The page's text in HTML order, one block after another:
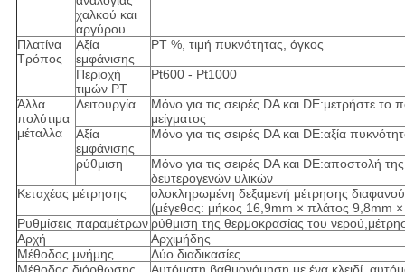
χαλκού και
αργύρου
Πλατίνα
Τρόπος
Αξία
εμφάνισης
PT %, τιμή πυκνότητας, όγκος
Περιοχή
τιμών PT
Pt600 - Pt1000
Άλλα
πολύτιμα
μέταλλα
Λειτουργία
Μόνο για τις σειρές DA και DE:μετρήστε
μείγματος
Αξία
εμφάνισης
Μόνο για τις σειρές DA και DE:αξία
ρύθμιση
Μόνο για τις σειρές DA και DE:αποστολή
δευτερογενών υλικών
Κεταχέας μέτρησης
ολοκληρωμένη δεξαμενή μέτρησης
(μέγεθος: μήκος 16,9mm × πλάτος 9,8mm
Ρυθμίσεις παραμέτρων ρύθμιση της θερμοκρασίας του
Αρχή
Αρχιμήδης
Μέθοδος μνήμης
Δύο διαδικασίες